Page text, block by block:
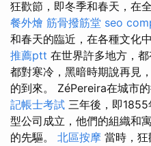
狂歡節，即冬季和春天，在
餐外燴 筋骨撥筋堂 seo
和春天的臨近，在各種文化
推薦ptt 在世界許多地方，
都對寒冷，黑暗時期說再見
的到來。 ZéPereira在城市
記帳士考試 三年後，即
型公司成立，他們的組織和
的先驅。 北區按摩 當時，